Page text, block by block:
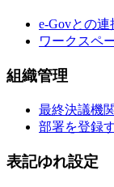
e-Govとの連
ワークスペ
組織管理
最終決議機
部署を登録
表記ゆれ設定